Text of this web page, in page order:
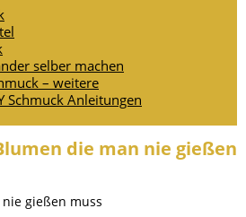
selber machen
– weitere
Schmuck Anleitungen
die man nie gießen
gießen muss